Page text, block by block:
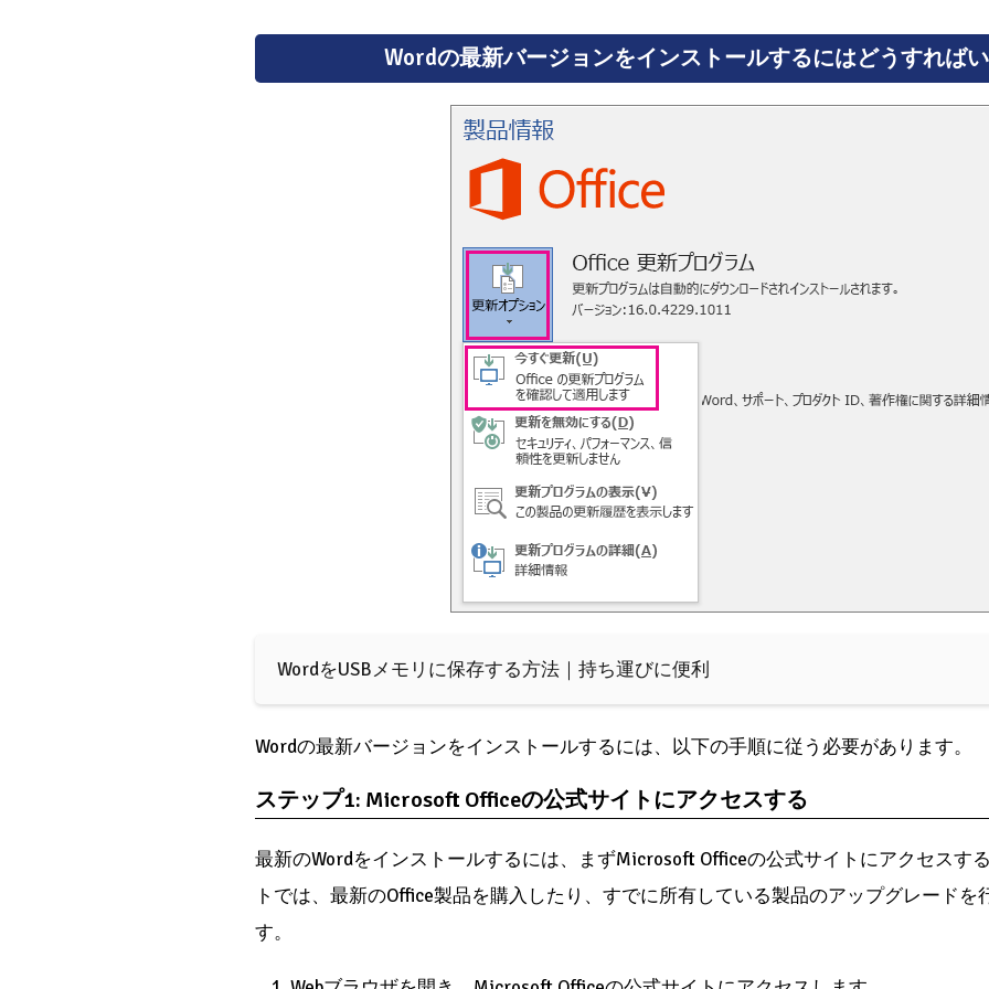
Wordの最新バージョンをインストールするにはどうすれば
WordをUSBメモリに保存する方法｜持ち運びに便利
Wordの最新バージョンをインストールするには、以下の手順に従う必要があります。
ステップ1: Microsoft Officeの公式サイトにアクセスする
最新のWordをインストールするには、まずMicrosoft Officeの公式サイトにアクセスす
トでは、最新のOffice製品を購入したり、すでに所有している製品のアップグレードを
す。